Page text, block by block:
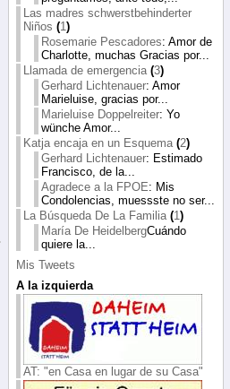
Las madres schwerstbehinderter
Niños (1 )
Rosemarie Pescadores: Amor de
Charlotte, muchas Gracias por...
Llamada de emergencia(3)
Gerhard Lichtenauer: Amor
Marieluise, gracias por...
Marieluise Doppelreiter: Yo
wünche Amor...
Katja encaja en un Esquema(2)
Gerhard Lichtenauer: Estimado
Francisco, de la...
Agradece a la FPOE: Mis
Condolencias, muessste no ser...
La Búsqueda De La Familia(1 )
María De HeidelbergCuándo
quiere la...
Mis Tweets
A la izquierda
AT: "en Casa en lugar de su Casa"